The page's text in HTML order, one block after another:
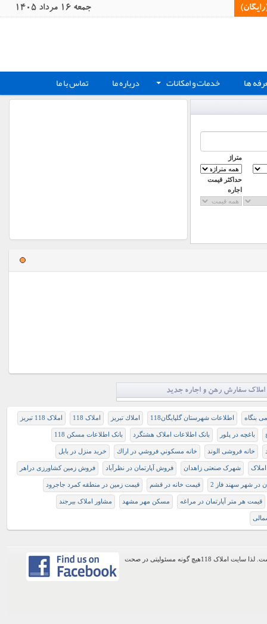
جمعه 16 مرداد 1405
ها + خدمات و امکانات درباره ما تماس با ما
متراژ
حداکثر قیمت
اجاره
املاک سفارش رهن و اجاره جدید
بنگاه اطلاعات شهرستان گلپایگان118 املاك تبريز املاک 118 املاک 118 تبریز
باغچه در پلور بانک اطلاعات املاک هشتگرد بانک اطلاعات مسکن 118
خانه فروشی الوند خانه مسكوني فروشي در اراك خرید منزل در بابل
شهرک صنعتی زاهدان فروش آپارتمان در نظرآباد فروش زمین کشاورزی دراهر
در شهر سهند فاز 2 قیمت خانه در قشم قیمت زمین در منطقه کمرد جاجرود
قیمت هر متر آپارتمان در مراغه مسکن مهر مشهد مشاور املاک بیرجند
اطلاعات موجود در این وب سایت از طریق کاربران عمومی سایت ثبت شده است. لذا سایت املاک 118هیچ گونه مسئولیتی در صحت